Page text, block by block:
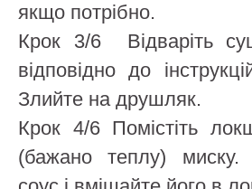
якщо потрібно.
Крок 3/6 Відваріть
відповідно до
Злийте на друшляк.
Крок 4/6 Помістіть
(бажано теплу) миску.